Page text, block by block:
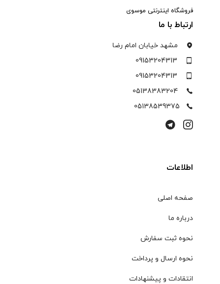
فروشگاه اینترنتی موسوی
ارتباط با ما
مشهد خیابان امام رضا
09153204313
09153204313
05138383204
05138539375
اطلاعات
صفحه اصلی
درباره ما
نحوه ثبت سفارش
نحوه ارسال و پرداخت
انتقادات و پیشنهادات